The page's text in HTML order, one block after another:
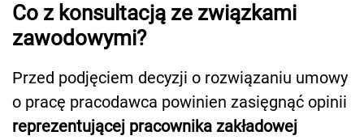
Co z konsultacją ze związkami
zawodowymi?
Przed podjęciem decyzji o rozwiązaniu umowy
o pracę pracodawca powinien zasięgnąć opinii
reprezentującej pracownika zakładowej